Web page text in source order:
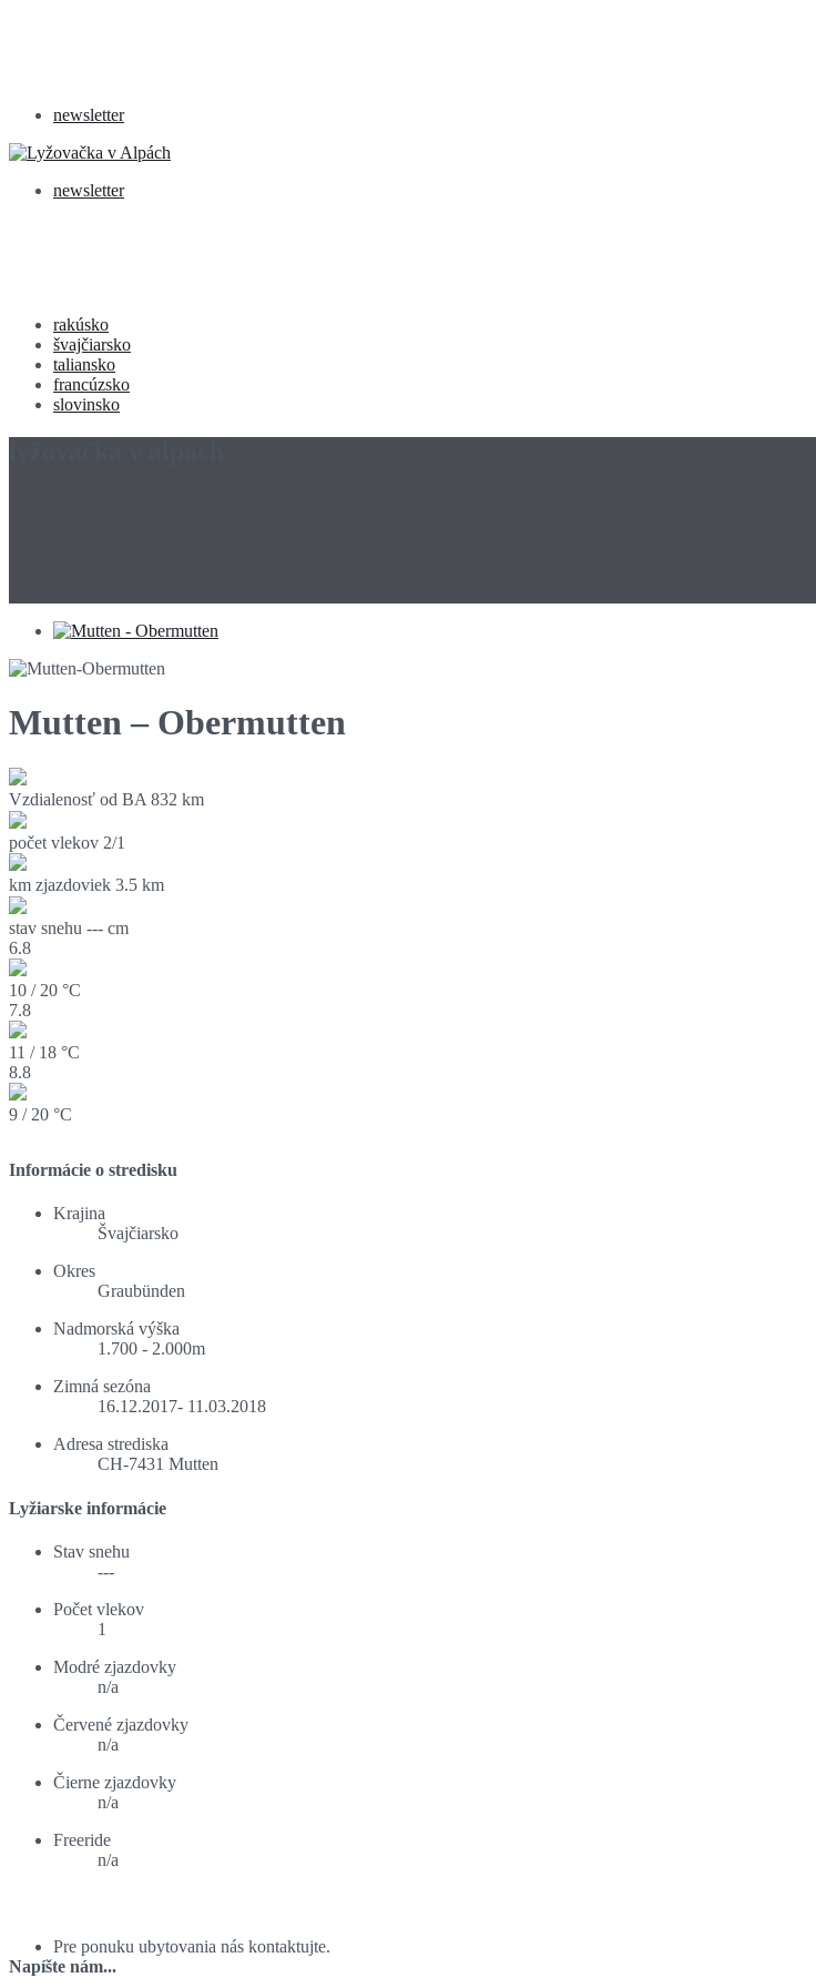
newsletter
newsletter
rakúsko
švajčiarsko
taliansko
francúzsko
slovinsko
Mutten – Obermutten
Vzdialenosť od BA 832 km
počet vlekov 2/1
km zjazdoviek 3.5 km
stav snehu --- cm
6.8
10 / 20 °C
7.8
11 / 18 °C
8.8
9 / 20 °C
Informácie o stredisku
Krajina
Švajčiarsko
Okres
Graubünden
Nadmorská výška
1.700 - 2.000m
Zimná sezóna
16.12.2017- 11.03.2018
Adresa strediska
CH-7431 Mutten
Lyžiarske informácie
Stav snehu
---
Počet vlekov
1
Modré zjazdovky
n/a
Červené zjazdovky
n/a
Čierne zjazdovky
n/a
Freeride
n/a
Pre ponuku ubytovania nás kontaktujte.
Napíšte nám...